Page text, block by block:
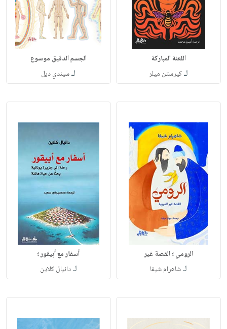
اللعنة المباركة
لـكيرستن ميلر
الجسم الدقيق موسوع
لـسيندي ديل
الرومي ؛ القصة غير
لـشاهرام شيفا
أسفار مع أبيقور ؛
لـدانيال كلاين